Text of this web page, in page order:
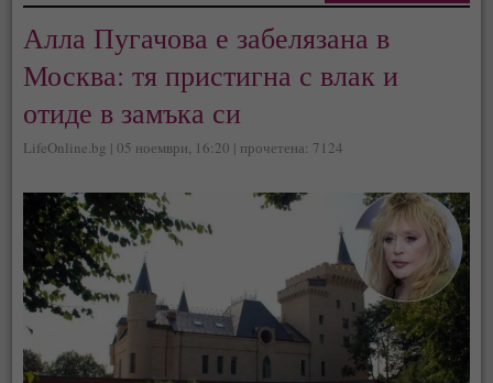
Алла Пугачова е забелязана в
Москва: тя пристигна с влак и
отиде в замъка си
LifeOnline.bg | 05 ноември, 16:20 | прочетена: 7124